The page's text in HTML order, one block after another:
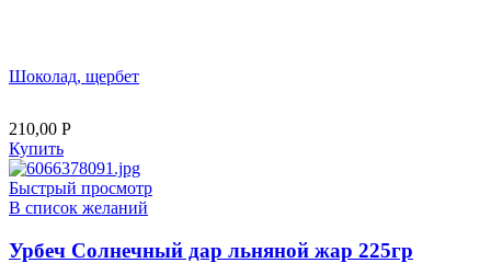
Шоколад, щербет
210,00 Р
Купить
Быстрый просмотр
В список желаний
Урбеч Солнечный дар льняной жар 225гр